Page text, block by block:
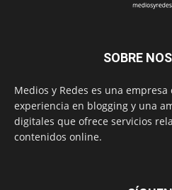
SOBRE
Medios y Redes es una
experiencia en blogging y una
digitales que ofrece servicios
contenidos online.